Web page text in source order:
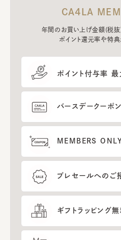
CA4LA
年間のお買い上げ金額(税抜)
ポイント還元率や特典
ポイント付与率 最
バースデークーポン
MEMBERS
プレセールへのご
ギフトラッピング